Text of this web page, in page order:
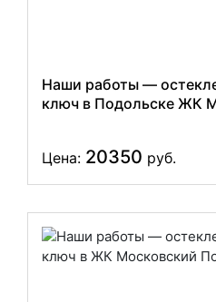
Наши работы —
ключ в Подольске ЖК
Цена: 20350 руб.